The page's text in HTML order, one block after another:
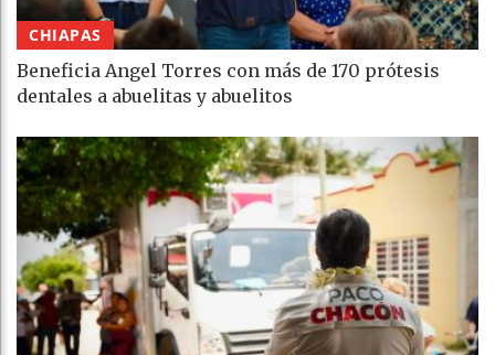
CHIAPAS
Beneficia Angel Torres con más de 170 prótesis
dentales a abuelitas y abuelitos